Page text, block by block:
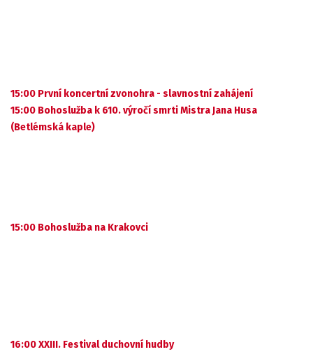
15:00 První koncertní zvonohra - slavnostní zahájení
15:00 Bohoslužba k 610. výročí smrti Mistra Jana Husa
(Betlémská kaple)
15:00 Bohoslužba na Krakovci
16:00 XXIII. Festival duchovní hudby